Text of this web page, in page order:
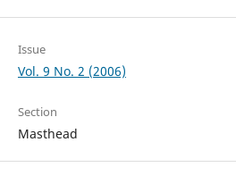
Issue
Vol. 9 No. 2 (2006)
Section
Masthead